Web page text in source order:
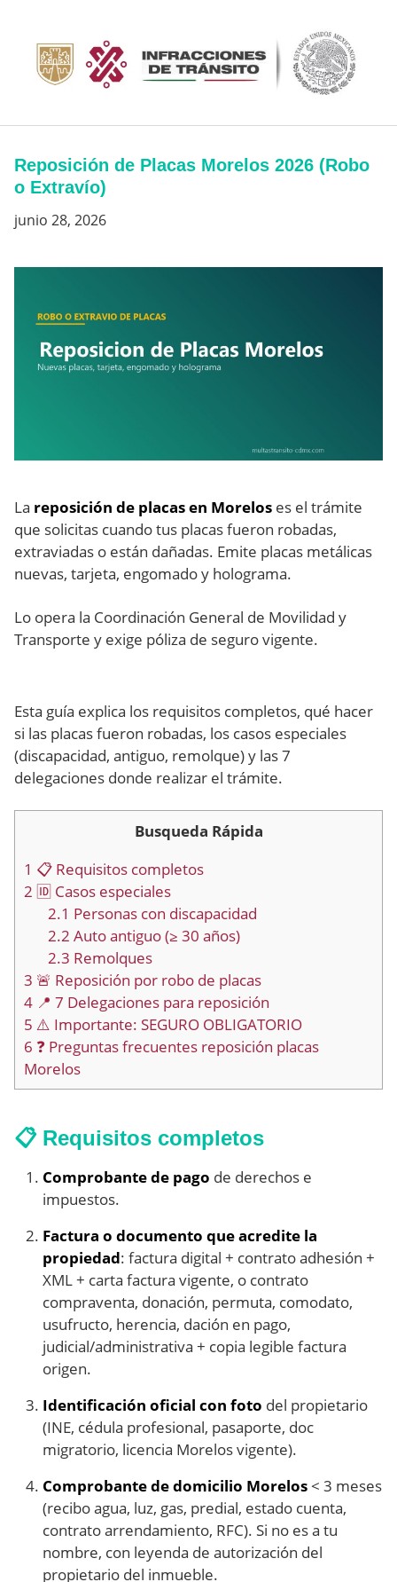
contenido
Reposición de Placas Morelos 2026 (Robo
o Extravío)
junio 28, 2026
La reposición de placas en Morelos es el trámite
que solicitas cuando tus placas fueron robadas,
extraviadas o están dañadas. Emite placas metálicas
nuevas, tarjeta, engomado y holograma.
Lo opera la Coordinación General de Movilidad y
Transporte y exige póliza de seguro vigente.
Esta guía explica los requisitos completos, qué hacer
si las placas fueron robadas, los casos especiales
(discapacidad, antiguo, remolque) y las 7
delegaciones donde realizar el trámite.
Busqueda Rápida
1 📋 Requisitos completos
2 🆔 Casos especiales
2.1 Personas con discapacidad
2.2 Auto antiguo (≥ 30 años)
2.3 Remolques
3 🚨 Reposición por robo de placas
4 📍 7 Delegaciones para reposición
5 ⚠️ Importante: SEGURO OBLIGATORIO
6 ❓ Preguntas frecuentes reposición placas
Morelos
📋 Requisitos completos
Comprobante de pago de derechos e
impuestos.
Factura o documento que acredite la
propiedad: factura digital + contrato adhesión +
XML + carta factura vigente, o contrato
compraventa, donación, permuta, comodato,
usufructo, herencia, dación en pago,
judicial/administrativa + copia legible factura
origen.
Identificación oficial con foto del propietario
(INE, cédula profesional, pasaporte, doc
migratorio, licencia Morelos vigente).
Comprobante de domicilio Morelos < 3 meses
(recibo agua, luz, gas, predial, estado cuenta,
contrato arrendamiento, RFC). Si no es a tu
nombre, con leyenda de autorización del
propietario del inmueble.